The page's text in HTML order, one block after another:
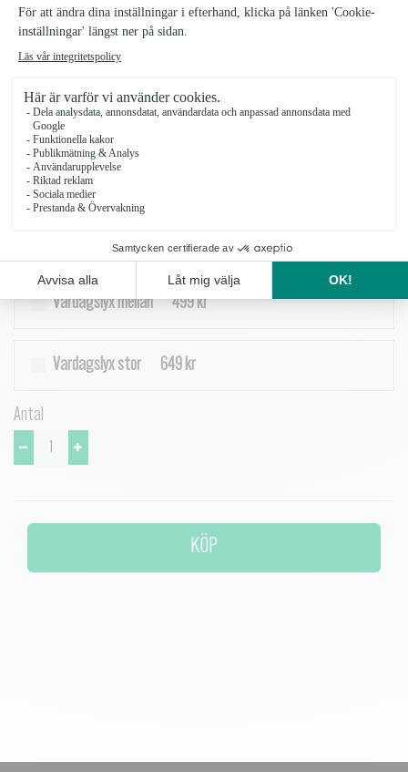
lyfta av friskt grönt för en levande och lyxig känsla. Perfekt när du
vill sätta guldkant på vardagen eller skicka en färgsprakande
SKU: 1203208-Vardagslyx_1
Vardagslyx liten 379 kr
Vardagslyx mellan 499 kr
Vardagslyx stor 649 kr
Antal
KÖP